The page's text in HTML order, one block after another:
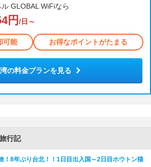
GLOBAL WiFiなら
円 /日～
可能 お得なポイントがたまる
の料金プランを見る
行記
！8年ぶり台北！！1日目出入国～2日目ホウトン猫